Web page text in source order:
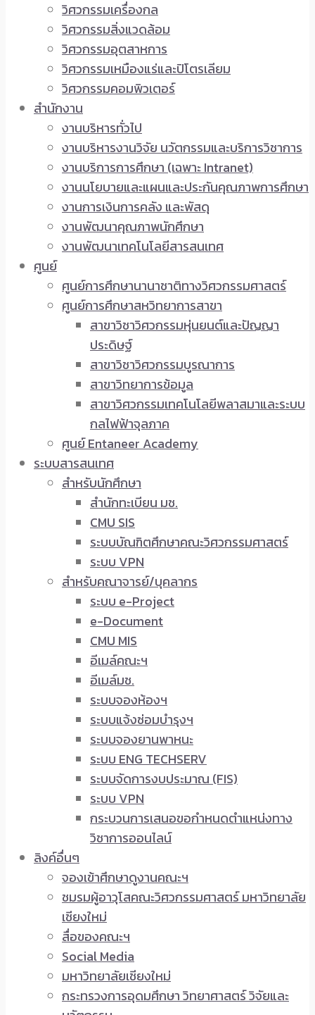
วิศวกรรมเครื่องกล
วิศวกรรมสิ่งแวดล้อม
วิศวกรรมอุตสาหการ
วิศวกรรมเหมืองแร่และปิโตรเลียม
วิศวกรรมคอมพิวเตอร์
สำนักงาน
งานบริหารทั่วไป
งานบริหารงานวิจัย นวัตกรรมและบริการวิชาการ
งานบริการการศึกษา (เฉพาะ Intranet)
งานนโยบายและแผนและประกันคุณภาพการศึกษา
งานการเงินการคลัง และพัสดุ
งานพัฒนาคุณภาพนักศึกษา
งานพัฒนาเทคโนโลยีสารสนเทศ
ศูนย์
ศูนย์การศึกษานานาชาติทางวิศวกรรมศาสตร์
ศูนย์การศึกษาสหวิทยาการสาขา
สาขาวิชาวิศวกรรมหุ่นยนต์และปัญญา
ประดิษฐ์
สาขาวิชาวิศวกรรมบูรณาการ
สาขาวิทยาการข้อมูล
สาขาวิศวกรรมเทคโนโลยีพลาสมาและระบบ
กลไฟฟ้าจุลภาค
ศูนย์ Entaneer Academy
ระบบสารสนเทศ
สำหรับนักศึกษา
สำนักทะเบียน มช.
CMU SIS
ระบบบัณฑิตศึกษาคณะวิศวกรรมศาสตร์
ระบบ VPN
สำหรับคณาจารย์/บุคลากร
ระบบ e-Project
e-Document
CMU MIS
อีเมล์คณะฯ
อีเมล์มช.
ระบบจองห้องฯ
ระบบแจ้งซ่อมบำรุงฯ
ระบบจองยานพาหนะ
ระบบ ENG TECHSERV
ระบบจัดการงบประมาณ (FIS)
ระบบ VPN
กระบวนการเสนอขอกำหนดตำแหน่งทาง
วิชาการออนไลน์
ลิงค์อื่นๆ
จองเข้าศึกษาดูงานคณะฯ
ชมรมผู้อาวุโสคณะวิศวกรรมศาสตร์ มหาวิทยาลัย
เชียงใหม่
สื่อของคณะฯ
Social Media
มหาวิทยาลัยเชียงใหม่
กระทรวงการอุดมศึกษา วิทยาศาสตร์ วิจัยและ